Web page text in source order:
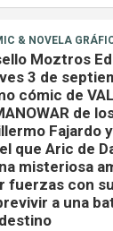
& NOVELA
Moztros
3 de
cómic de
de
Fajardo
que Aric de
misteriosa
fuerzas con
a una